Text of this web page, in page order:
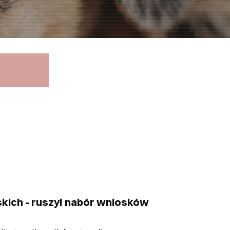
- ruszył nabór wniosków